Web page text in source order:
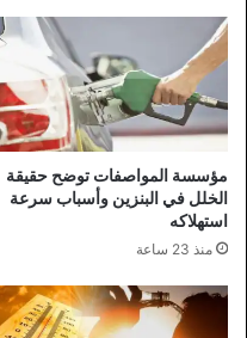
مؤسسة المواصفات توضح حقيقة
الخلل في البنزين وأسباب سرعة
استهلاكه
منذ 23 ساعة